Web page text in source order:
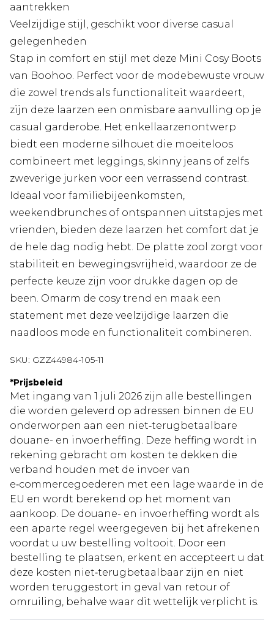
aantrekken
Veelzijdige stijl, geschikt voor diverse casual
gelegenheden
Stap in comfort en stijl met deze Mini Cosy Boots
van Boohoo. Perfect voor de modebewuste vrouw
die zowel trends als functionaliteit waardeert,
zijn deze laarzen een onmisbare aanvulling op je
casual garderobe. Het enkellaarzenontwerp
biedt een moderne silhouet die moeiteloos
combineert met leggings, skinny jeans of zelfs
zweverige jurken voor een verrassend contrast.
Ideaal voor familiebijeenkomsten,
weekendbrunches of ontspannen uitstapjes met
vrienden, bieden deze laarzen het comfort dat je
de hele dag nodig hebt. De platte zool zorgt voor
stabiliteit en bewegingsvrijheid, waardoor ze de
perfecte keuze zijn voor drukke dagen op de
been. Omarm de cosy trend en maak een
statement met deze veelzijdige laarzen die
naadloos mode en functionaliteit combineren.
SKU: GZZ44984-105-11
*Prijsbeleid
Met ingang van 1 juli 2026 zijn alle bestellingen
die worden geleverd op adressen binnen de EU
onderworpen aan een niet‑terugbetaalbare
douane- en invoerheffing. Deze heffing wordt in
rekening gebracht om kosten te dekken die
verband houden met de invoer van
e‑commercegoederen met een lage waarde in de
EU en wordt berekend op het moment van
aankoop. De douane- en invoerheffing wordt als
een aparte regel weergegeven bij het afrekenen
voordat u uw bestelling voltooit. Door een
bestelling te plaatsen, erkent en accepteert u dat
deze kosten niet‑terugbetaalbaar zijn en niet
worden teruggestort in geval van retour of
omruiling, behalve waar dit wettelijk verplicht is.